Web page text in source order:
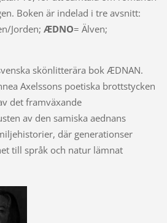
Boken är indelad i tre avsnitt:
Jorden; ÆDNO= Älven;
skönlitterära bok ÆDNAN.
Axelssons poetiska brottstycken
det framväxande
av den samiska aednans
där generationser
till språk och natur lämnat